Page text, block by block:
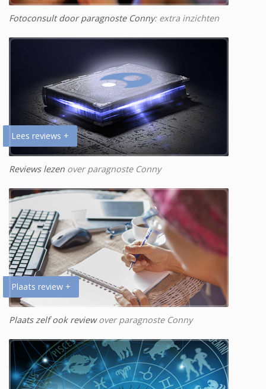
Fotoconsult door paragnoste Conny: extra inzichten
Lees reviews +
Reviews lezen over paragnoste Conny
Plaats review +
Plaats zelf ook reviewover paragnoste Conny